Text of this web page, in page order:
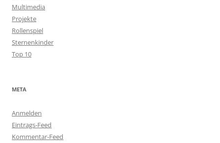
Multimedia
Projekte
Rollenspiel
Sternenkinder
Top 10
META
Anmelden
Eintrags-Feed
Kommentar-Feed